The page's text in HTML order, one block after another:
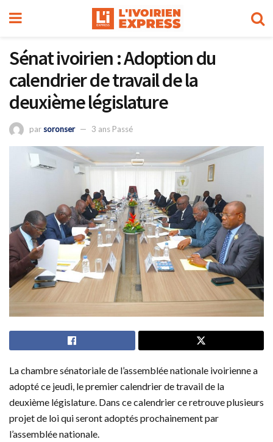
Sénat ivoirien : Adoption du
calendrier de travail de la
deuxième législature
par soronser 3 ans Passé
La chambre sénatoriale de l’assemblée nationale ivoirienne a
adopté ce jeudi, le premier calendrier de travail de la
deuxième législature. Dans ce calendrier ce retrouve plusieurs
projet de loi qui seront adoptés prochainement par
l’assemblée nationale.